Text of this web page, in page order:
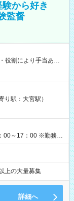
から好き
監督
）オプションあ
どで給与の一部を受け
1時間） 時給1,300円
割により時給＋100
憩なし） 時給1,300
通費 【試用期
り駅：大宮駅）
00～17：00 ※勤務時
上の大量募集
詳細へ